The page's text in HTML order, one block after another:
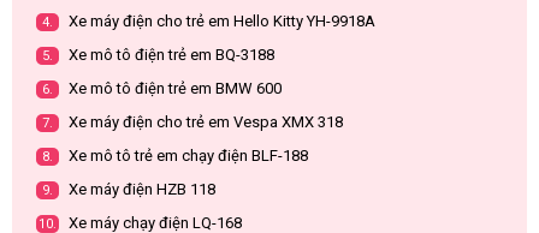
4. Xe máy điện cho trẻ em Hello Kitty YH-9918A
5. Xe mô tô điện trẻ em BQ-3188
6. Xe mô tô điện trẻ em BMW 600
7. Xe máy điện cho trẻ em Vespa XMX 318
8. Xe mô tô trẻ em chạy điện BLF-188
9. Xe máy điện HZB 118
10. Xe máy chạy điện LQ-168